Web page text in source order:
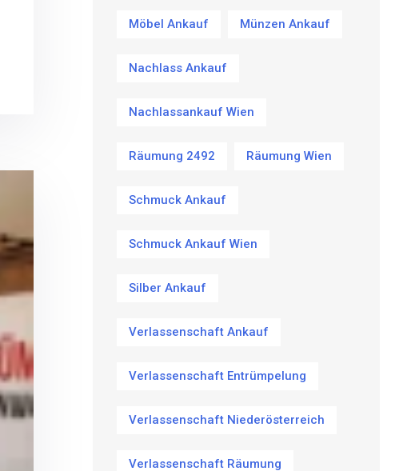
Möbel Ankauf Münzen Ankauf
Nachlass Ankauf
Nachlassankauf Wien
Räumung 2492 Räumung Wien
Schmuck Ankauf
Schmuck Ankauf Wien
Silber Ankauf
Verlassenschaft Ankauf
Verlassenschaft Entrümpelung
Verlassenschaft Niederösterreich
Verlassenschaft Räumung